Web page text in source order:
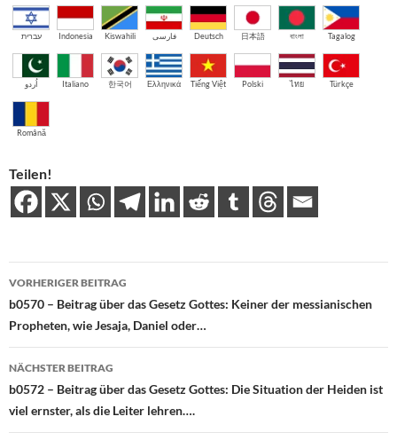
עברית Indonesia Kiswahili فارسی Deutsch 日本語 বাংলা Tagalog
اُردو Italiano 한국어 Ελληνικά Tiếng Việt Polski ไทย Türkçe
Română
Teilen!
Beitragsnavigation
VORHERIGER BEITRAG
b0570 – Beitrag über das Gesetz Gottes: Keiner der messianischen
Propheten, wie Jesaja, Daniel oder…
NÄCHSTER BEITRAG
b0572 – Beitrag über das Gesetz Gottes: Die Situation der Heiden ist
viel ernster, als die Leiter lehren….